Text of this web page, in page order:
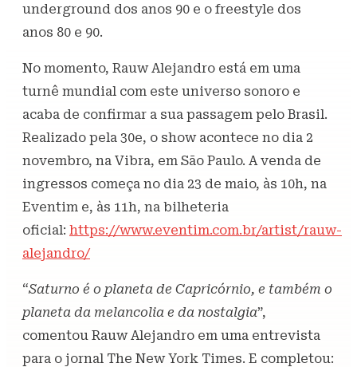
underground dos anos 90 e o freestyle dos
anos 80 e 90.
No momento, Rauw Alejandro está em uma
turnê mundial com este universo sonoro e
acaba de confirmar a sua passagem pelo Brasil.
Realizado pela 30e, o show acontece no dia 2
novembro, na Vibra, em São Paulo. A venda de
ingressos começa no dia 23 de maio, às 10h, na
Eventim e, às 11h, na bilheteria
oficial: https://www.eventim.com.br/artist/rauw-
alejandro/
“Saturno é o planeta de Capricórnio, e também o
planeta da melancolia e da nostalgia”,
comentou Rauw Alejandro em uma entrevista
para o jornal The New York Times. E completou: